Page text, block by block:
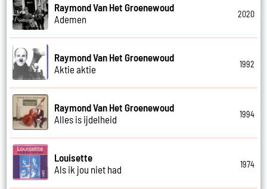
Raymond Van Het Groenewoud
Ademen
2020
Raymond Van Het Groenewoud
Aktie aktie
1992
Raymond Van Het Groenewoud
Alles is ijdelheid
1994
Louisette
Als ik jou niet had
1974